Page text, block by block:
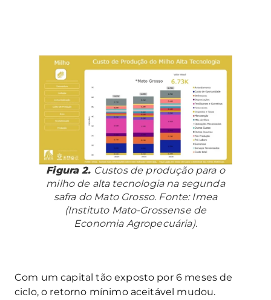
Figura 2. Custos de produção para o
milho de alta tecnologia na segunda
safra do Mato Grosso. Fonte: Imea
(Instituto Mato-Grossense de
Economia Agropecuária).
Com um capital tão exposto por 6 meses de
ciclo, o retorno mínimo aceitável mudou.